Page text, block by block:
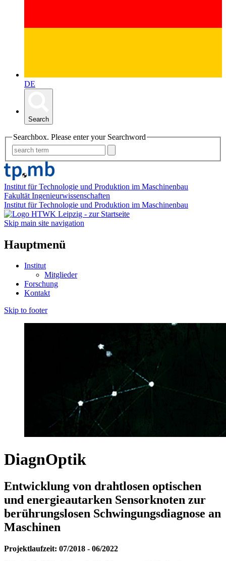
DE
Search
Searchbox. Please enter your Searchword
Institut für Technologie und Produktion im Maschinenbau
Fakultät Ingenieurwissenschaften
Institut für Technologie und Produktion im Maschinenbau
Skip main site navigation
Hauptmenü
Institut
Mitglieder
Forschung
Kontakt
Skip to footer
DiagnOptik
Entwicklung von drahtlosen optischen
und energieautarken Sensorknoten zur
berührungslosen Schwingungsdiagnose an
Maschinen
Projektlaufzeit: 07/2018 - 06/2022